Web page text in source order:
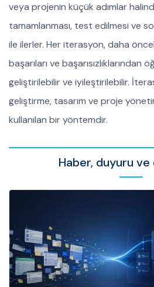
veya projenin küçük adımlar
tamamlanması, test edilmesi ve
ile ilerler. Her iterasyon, daha
başarıları ve
geliştirilebilir ve iyileştirilebilir.
geliştirme, tasarım ve proje
kullanılan bir yöntemdir.
Haber, duyuru